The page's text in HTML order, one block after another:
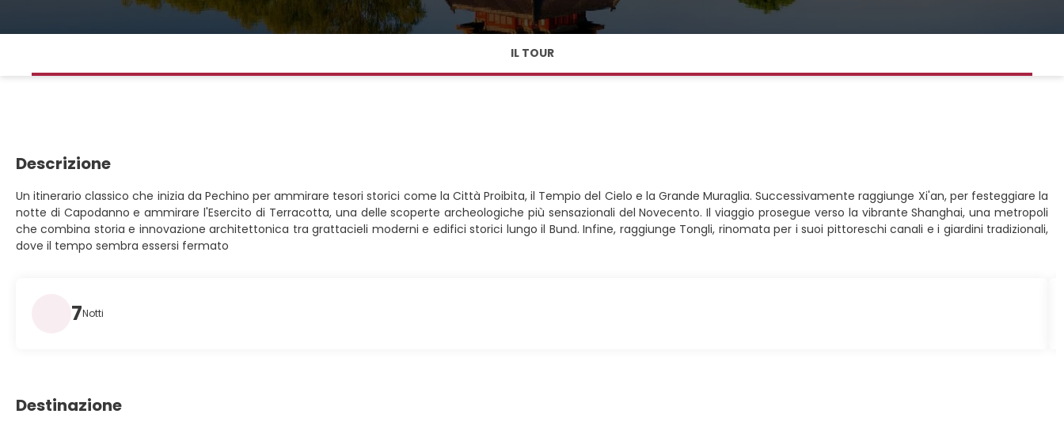
IL TOUR
Descrizione
Un itinerario classico che inizia da Pechino per ammirare tesori storici come la Città Proibita, il Tempio del Cielo e la Grande Muraglia. Successivamente raggiunge Xi'an, per festeggiare la
notte di Capodanno e ammirare l'Esercito di Terracotta, una delle scoperte archeologiche più sensazionali del Novecento. Il viaggio prosegue verso la vibrante Shanghai, una metropoli
che combina storia e innovazione architettonica tra grattacieli moderni e edifici storici lungo il Bund. Infine, raggiunge Tongli, rinomata per i suoi pittoreschi canali e i giardini tradizionali,
dove il tempo sembra essersi fermato
7Notti
Destinazione